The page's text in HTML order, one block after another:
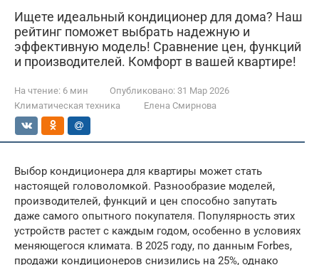
Ищете идеальный кондиционер для дома? Наш
рейтинг поможет выбрать надежную и
эффективную модель! Сравнение цен, функций
и производителей. Комфорт в вашей квартире!
На чтение: 6 мин Опубликовано: 31 Мар 2026
Климатическая техника
Елена Смирнова
Выбор кондиционера для квартиры может стать
настоящей головоломкой. Разнообразие моделей,
производителей, функций и цен способно запутать
даже самого опытного покупателя. Популярность этих
устройств растет с каждым годом, особенно в условиях
меняющегося климата. В 2025 году, по данным Forbes,
продажи кондиционеров снизились на 25%, однако